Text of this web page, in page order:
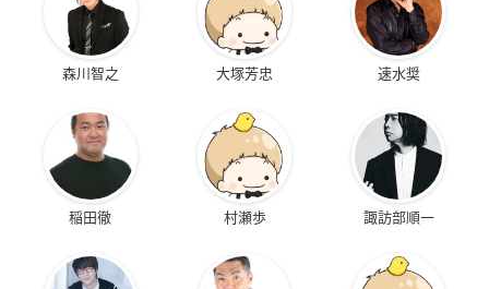
森川智之 大塚芳忠 速水奨
稲田徹 村瀬歩 諏訪部順一